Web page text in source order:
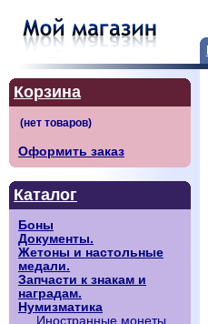
Корзина
Оформить заказ
Каталог
Боны
Документы.
Жетоны и настольные
медали.
Запчасти к знакам и
наградам.
Нумизматика
Иностранные монеты